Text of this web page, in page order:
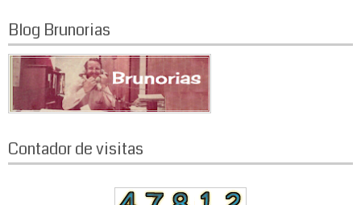
Blog Brunorias
Contador de visitas